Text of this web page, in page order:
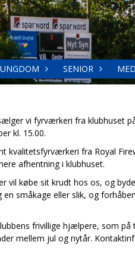
UNGDOM SENIOR
vi fyrværkeri fra klubhuset
kl. 15.00.
kvalitetsfyrværkeri fra Royal
afhentning i klubhuset.
vil købe sit krudt hos os, og
småkage eller slik, og
frivillige hjælpere, som
mellem jul og nytår.